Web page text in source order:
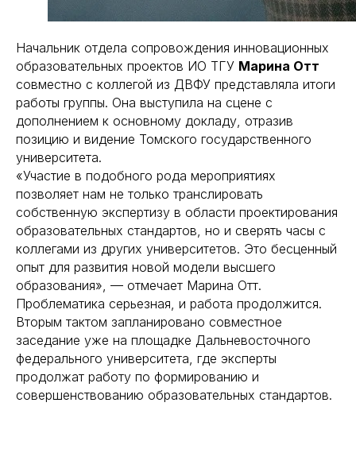
Начальник отдела сопровождения инновационных
образовательных проектов ИО ТГУ Марина Отт
совместно с коллегой из ДВФУ представляла итоги
работы группы. Она выступила на сцене с
дополнением к основному докладу, отразив
позицию и видение Томского государственного
университета.
«Участие в подобного рода мероприятиях
позволяет нам не только транслировать
собственную экспертизу в области проектирования
образовательных стандартов, но и сверять часы с
коллегами из других университетов. Это бесценный
опыт для развития новой модели высшего
образования», — отмечает Марина Отт.
Проблематика серьезная, и работа продолжится.
Вторым тактом запланировано совместное
заседание уже на площадке Дальневосточного
федерального университета, где эксперты
продолжат работу по формированию и
совершенствованию образовательных стандартов.